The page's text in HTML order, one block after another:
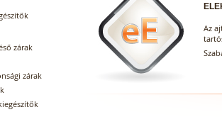
zárak
zárak
Az